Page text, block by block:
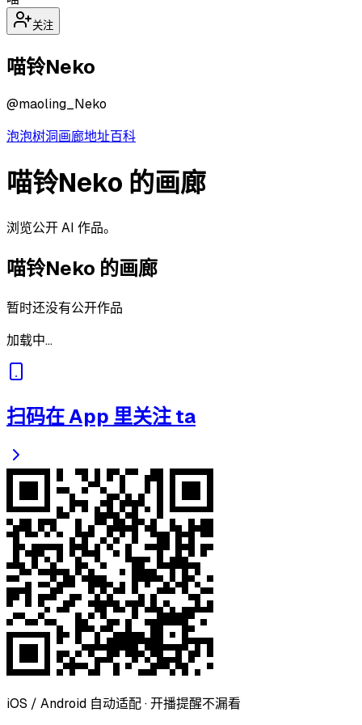
关注
喵铃Neko
@maoling_Neko
泡泡树洞画廊地址百科
喵铃Neko 的画廊
浏览公开 AI 作品。
喵铃Neko 的画廊
暂时还没有公开作品
加载中…
扫码在 App 里关注 ta
iOS / Android 自动适配 · 开播提醒不漏看